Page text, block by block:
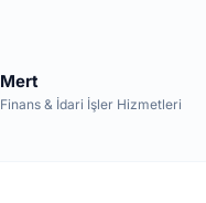
Mert
Finans & İdari İşler Hizmetleri